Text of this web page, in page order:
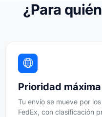
¿Para
Prioridad
Tu envío se mueve por
FedEx, con clasificación